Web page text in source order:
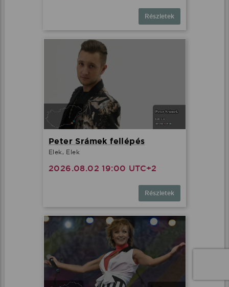
Részletek
Peter Srámek fellépés
Elek, Elek
2026.08.02 19:00 UTC+2
Részletek